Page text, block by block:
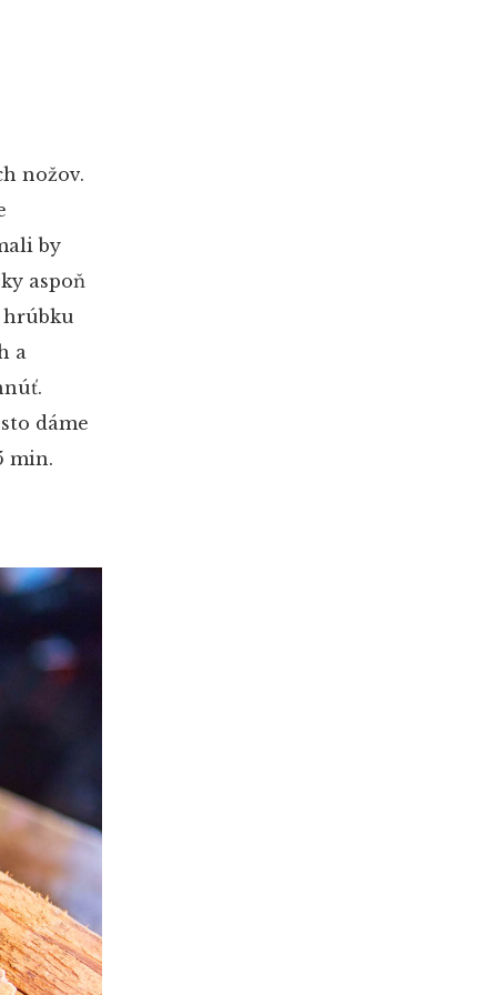
nožov.
by
aspoň
hrúbku
a
dáme
min.